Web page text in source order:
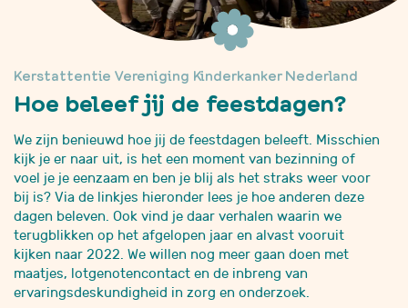
Kerstattentie Vereniging Kinderkanker Nederland
Hoe beleef jij de feestdagen?
We zijn benieuwd hoe jij de feestdagen beleeft. Misschien
kijk je er naar uit, is het een moment van bezinning of
voel je je eenzaam en ben je blij als het straks weer voor
bij is? Via de linkjes hieronder lees je hoe anderen deze
dagen beleven. Ook vind je daar verhalen waarin we
terugblikken op het afgelopen jaar en alvast vooruit
kijken naar 2022. We willen nog meer gaan doen met
maatjes, lotgenotencontact en de inbreng van
ervaringsdeskundigheid in zorg en onderzoek.